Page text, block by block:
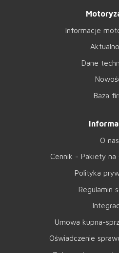
Informacje
Dane
Baza
O nas
Cennik - Pakiety na
Polityka
Regulamin
Umowa kupna-
Oświadczenie